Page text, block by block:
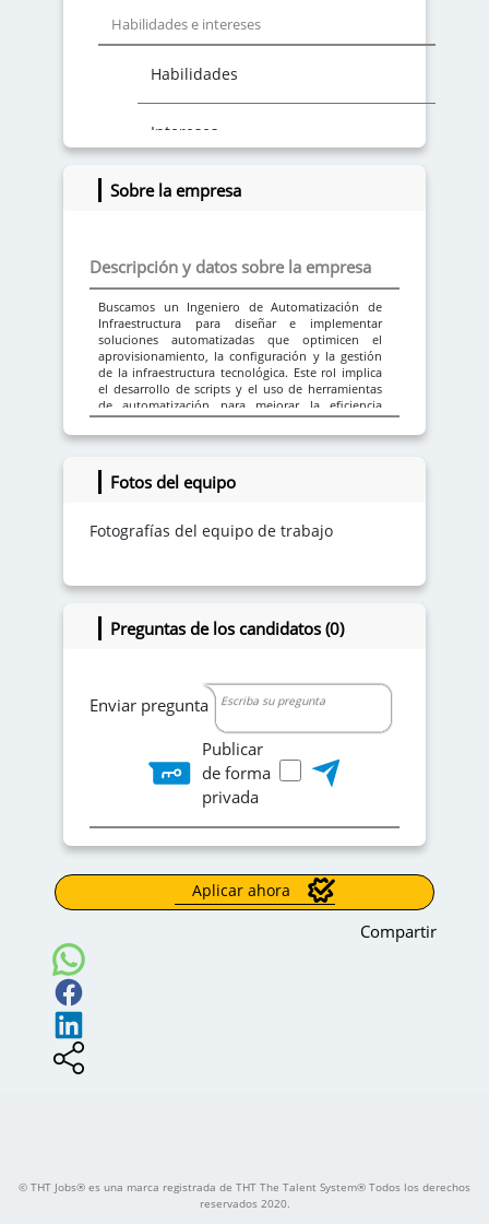
Habilidades e intereses
Habilidades
Intereses
Sobre la empresa
Descripción y datos sobre la empresa
Buscamos un Ingeniero de Automatización de
Infraestructura para diseñar e implementar
soluciones automatizadas que optimicen el
aprovisionamiento, la configuración y la gestión
de la infraestructura tecnológica. Este rol implica
el desarrollo de scripts y el uso de herramientas
de automatización para mejorar la eficiencia
operativa, reducir errores humanos y acelerar el
tiempo de implementación de nuevas soluciones
Fotos del equipo
Fotografías del equipo de trabajo
Preguntas de los candidatos (0)
Enviar pregunta
Publicar
de forma
privada
Aplicar ahora
Compartir
© THT Jobs® es una marca registrada de THT The Talent System® Todos los derechos
reservados 2020.